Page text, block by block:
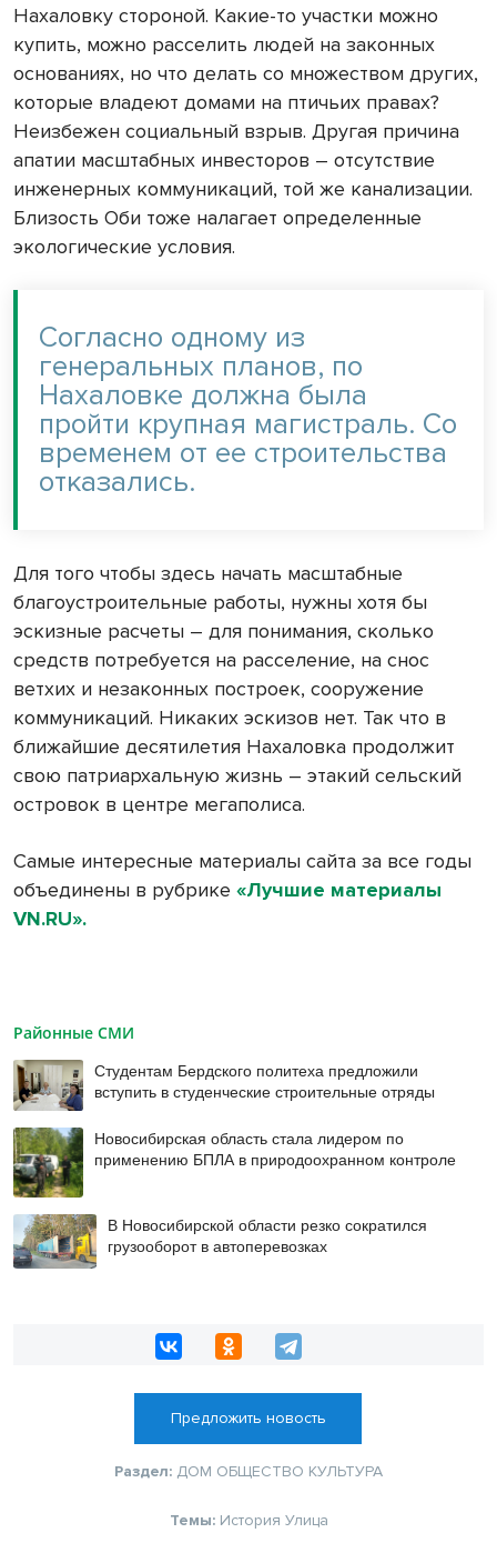
Нахаловку стороной. Какие-то участки можно
купить, можно расселить людей на законных
основаниях, но что делать со множеством других,
которые владеют домами на птичьих правах?
Неизбежен социальный взрыв. Другая причина
апатии масштабных инвесторов – отсутствие
инженерных коммуникаций, той же канализации.
Близость Оби тоже налагает определенные
экологические условия.
Согласно одному из
генеральных планов, по
Нахаловке должна была
пройти крупная магистраль. Со
временем от ее строительства
отказались.
Для того чтобы здесь начать масштабные
благоустроительные работы, нужны хотя бы
эскизные расчеты – для понимания, сколько
средств потребуется на расселение, на снос
ветхих и незаконных построек, сооружение
коммуникаций. Никаких эскизов нет. Так что в
ближайшие десятилетия Нахаловка продолжит
свою патриархальную жизнь – этакий сельский
островок в центре мегаполиса.
Самые интересные материалы сайта за все годы
объединены в рубрике «Лучшие материалы
VN.RU».
Районные СМИ
Студентам Бердского политеха предложили
вступить в студенческие строительные отряды
Новосибирская область стала лидером по
применению БПЛА в природоохранном контроле
В Новосибирской области резко сократился
грузооборот в автоперевозках
Предложить новость
Раздел: ДОМ ОБЩЕСТВО КУЛЬТУРА
Темы: История Улица